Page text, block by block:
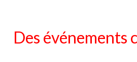
Des événements